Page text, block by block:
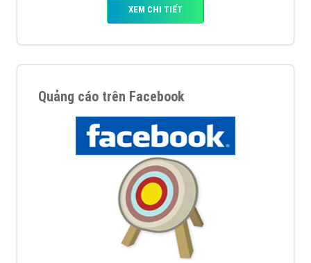
XEM CHI TIẾT
Quảng cáo trên Facebook